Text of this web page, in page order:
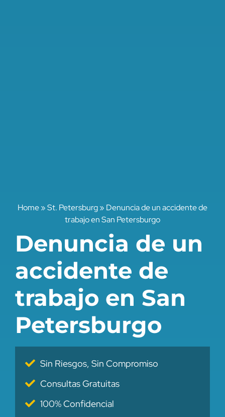
Home»St. Petersburg» Denuncia de un accidente de
trabajo en San Petersburgo
Denuncia de un
accidente de
trabajo en San
Petersburgo
Sin Riesgos, Sin Compromiso
Consultas Gratuitas
100% Confidencial